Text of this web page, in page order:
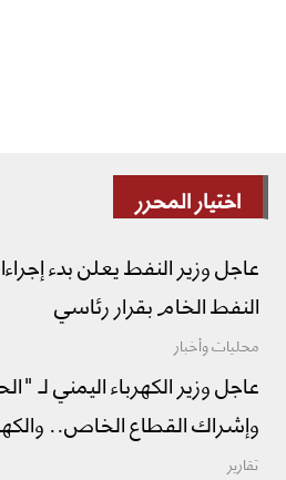
اختيار المحرر
عاجل وزير النفط يعلن بدء
النفط الخام بقرار رئاسي
محليات وأخبار
عاجل وزير الكهرباء اليمني
وإشراك القطاع الخاص..
تقارير